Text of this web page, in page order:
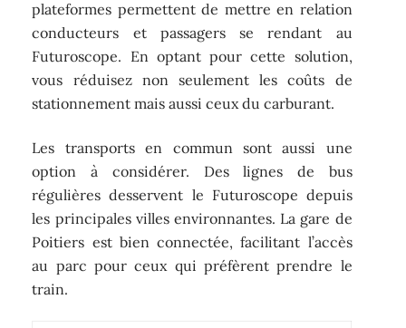
plateformes permettent de mettre en relation
conducteurs et passagers se rendant au
Futuroscope. En optant pour cette solution,
vous réduisez non seulement les coûts de
stationnement mais aussi ceux du carburant.
Les transports en commun sont aussi une
option à considérer. Des lignes de bus
régulières desservent le Futuroscope depuis
les principales villes environnantes. La gare de
Poitiers est bien connectée, facilitant l’accès
au parc pour ceux qui préfèrent prendre le
train.